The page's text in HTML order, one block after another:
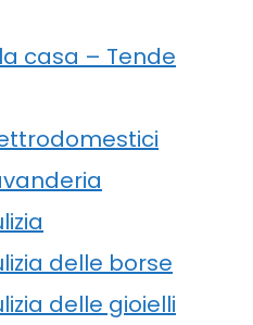
casa – Tende
delle borse
delle gioielli